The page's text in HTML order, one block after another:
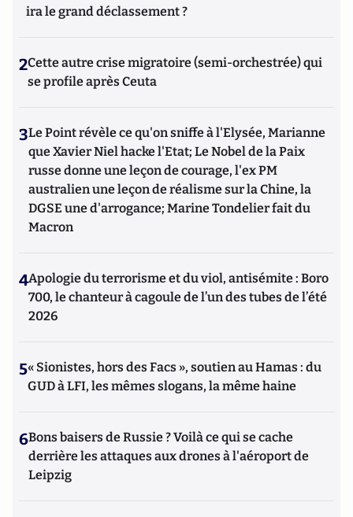
ira le grand déclassement ?
2Cette autre crise migratoire (semi-orchestrée) qui
se profile après Ceuta
3Le Point révèle ce qu'on sniffe à l'Elysée, Marianne
que Xavier Niel hacke l'Etat; Le Nobel de la Paix
russe donne une leçon de courage, l'ex PM
australien une leçon de réalisme sur la Chine, la
DGSE une d'arrogance; Marine Tondelier fait du
Macron
4Apologie du terrorisme et du viol, antisémite : Boro
700, le chanteur à cagoule de l’un des tubes de l’été
2026
5« Sionistes, hors des Facs », soutien au Hamas : du
GUD à LFI, les mêmes slogans, la même haine
6Bons baisers de Russie ? Voilà ce qui se cache
derrière les attaques aux drones à l'aéroport de
Leipzig